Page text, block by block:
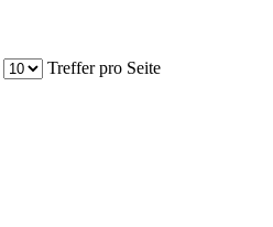
Treffer pro Seite